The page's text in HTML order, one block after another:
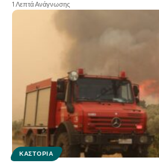
1 Λεπτά Ανάγνωσης
ΚΑΣΤΟΡΙΆ